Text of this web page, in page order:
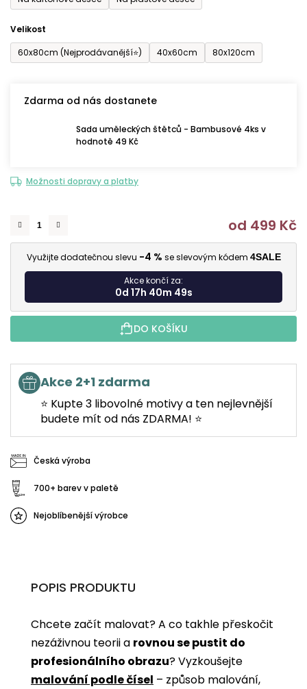
Velikost
60x80cm (Nejprodávanější⭐)
40x60cm 80x120cm
Zdarma od nás dostanete
Sada uměleckých štětců - Bambusové 4ks v
hodnotě 49 Kč
Možnosti dopravy a platby
od 499 Kč
Využijte dodatečnou slevu -4 % se slevovým kódem 4SALE
Akce končí za:
0d 17h 40m 48s
DO KOŠÍKU
Akce 2+1 zdarma
⭐ Kupte 3 libovolné motivy a ten nejlevnější
budete mít od nás ZDARMA! ⭐
Česká výroba
700+ barev v paletě
Nejoblíbenější výrobce
POPIS PRODUKTU
Chcete začít malovat? A co takhle přeskočit
nezáživnou teorii a rovnou se pustit do
profesionálního obrazu? Vyzkoušejte
malování podle čísel ­­– způsob malování,